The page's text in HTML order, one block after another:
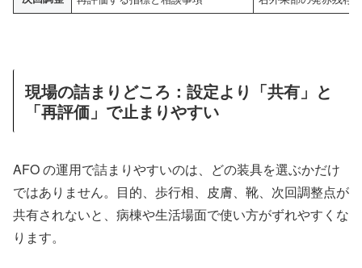
現場の詰まりどころ：設定より「共有」と
「再評価」で止まりやすい
AFO の運用で詰まりやすいのは、どの装具を選ぶかだけ
ではありません。目的、歩行相、皮膚、靴、次回調整点が
共有されないと、病棟や生活場面で使い方がずれやすくな
ります。